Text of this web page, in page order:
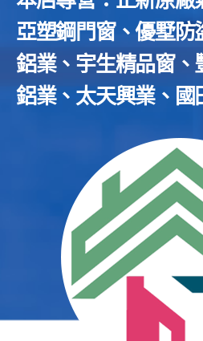
亞塑鋼門窗、優墅防
鋁業、宇生精品窗、
鋁業、太天興業、國